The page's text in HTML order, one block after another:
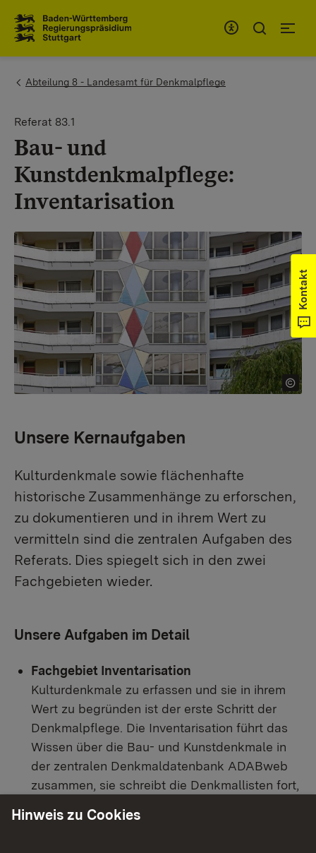
You are here:
Abteilung 8 - Landesamt für Denkmalpflege
Referat 83.1
Bau- und
Kunstdenkmalpflege:
Inventarisation
Unsere Kernaufgaben
Kulturdenkmale sowie flächenhafte
historische Zusammenhänge zu erforschen,
zu dokumentieren und in ihrem Wert zu
vermitteln sind die zentralen Aufgaben des
Referats. Dies spiegelt sich in den zwei
Fachgebieten wieder.
Unsere Aufgaben im Detail
Fachgebiet Inventarisation
Kulturdenkmale zu erfassen und sie in ihrem
Wert zu begründen ist der erste Schritt der
Denkmalpflege. Die Inventarisation führt das
Wissen über die Bau- und Kunstdenkmale in
der zentralen Denkmaldatenbank ADABweb
zusammen, sie schreibt die Denkmallisten fort,
erforscht Denkmalgattungen.
Kontakt
Hinweis zu Cookies